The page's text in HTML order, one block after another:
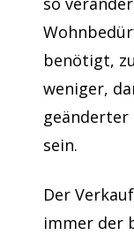
benötigt,
weniger,
sein.
Der
immer der